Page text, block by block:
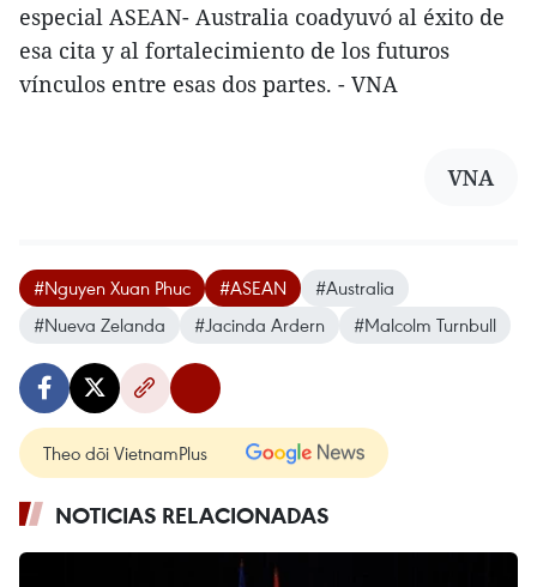
especial ASEAN- Australia coadyuvó al éxito de
esa cita y al fortalecimiento de los futuros
vínculos entre esas dos partes. - VNA
VNA
#Nguyen Xuan Phuc #ASEAN
#Australia
#Nueva Zelanda
#Jacinda Ardern #Malcolm Turnbull
Theo dõi VietnamPlus
NOTICIAS RELACIONADAS